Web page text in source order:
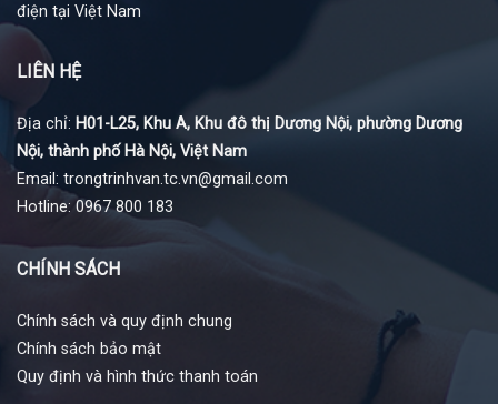
điện tại Việt Nam
LIÊN HỆ
Địa chỉ: H01-L25, Khu A, Khu đô thị Dương Nội, phường Dương
Nội, thành phố Hà Nội, Việt Nam
Email: trongtrinhvan.tc.vn@gmail.com
Hotline: 0967 800 183
CHÍNH SÁCH
Chính sách và quy định chung
Chính sách bảo mật
Quy định và hình thức thanh toán